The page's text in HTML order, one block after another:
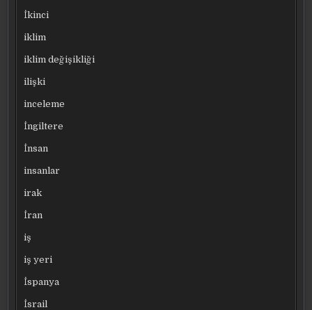
İkinci
iklim
iklim değişikliği
ilişki
inceleme
İngiltere
İnsan
insanlar
irak
İran
iş
iş yeri
İspanya
İsrail